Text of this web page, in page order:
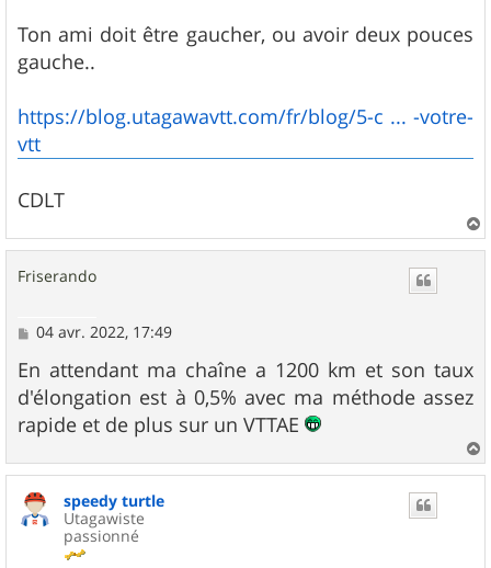
g
e
Ton ami doit être gaucher, ou avoir deux pouces
gauche..
https://blog.utagawavtt.com/fr/blog/5-c ... -votre-
vtt
CDLT
a
Friserando
M
s
s
a
g
e
04 avr. 2022, 17:49
En attendant ma chaîne a 1200 km et son taux
d'élongation est à 0,5% avec ma méthode assez
rapide et de plus sur un VTTAE
a
speedy turtle
Utagawiste
passionné